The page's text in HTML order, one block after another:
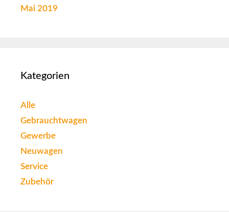
Mai 2019
Kategorien
Alle
Gebrauchtwagen
Gewerbe
Neuwagen
Service
Zubehör